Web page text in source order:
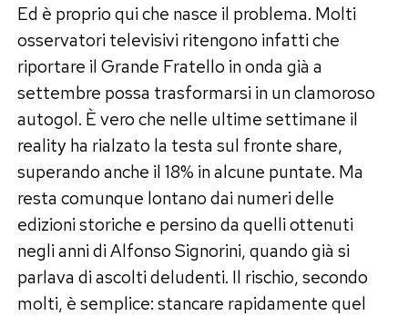
Ed è proprio qui che nasce il problema. Molti
osservatori televisivi ritengono infatti che
riportare il Grande Fratello in onda già a
settembre possa trasformarsi in un clamoroso
autogol. È vero che nelle ultime settimane il
reality ha rialzato la testa sul fronte share,
superando anche il 18% in alcune puntate. Ma
resta comunque lontano dai numeri delle
edizioni storiche e persino da quelli ottenuti
negli anni di Alfonso Signorini, quando già si
parlava di ascolti deludenti. Il rischio, secondo
molti, è semplice: stancare rapidamente quel